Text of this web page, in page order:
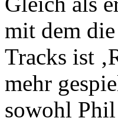
mit dem
Tracks ist
mehr
sowohl